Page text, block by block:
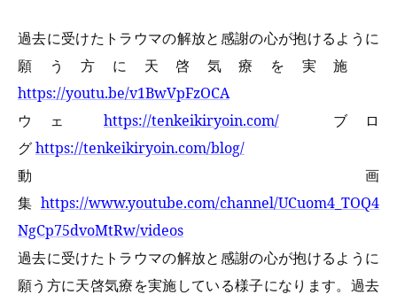
過去に受けたトラウマの解放と感謝の心が抱けるように
願う方に天啓気療を実施
https://youtu.be/v1BwVpFzOCA
ウェ https://tenkeikiryoin.com/ ブロ
グhttps://tenkeikiryoin.com/blog/
動画
集 https://www.youtube.com/channel/UCuom4_TOQ4
NgCp75dvoMtRw/videos
過去に受けたトラウマの解放と感謝の心が抱けるように
願う方に天啓気療を実施している様子になります。過去